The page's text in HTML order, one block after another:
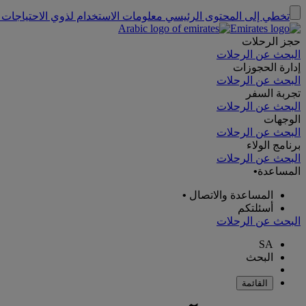
تخطي إلى المحتوى الرئيسي معلومات الاستخدام لذوي
حجز الرحلات
البحث عن الرحلات
إدارة الحجوزات
البحث عن الرحلات
تجربة السفر
البحث عن الرحلات
الوجهات
البحث عن الرحلات
برنامج الولاء
البحث عن الرحلات
المساعدة•
المساعدة والاتصال •
أسئلتكم
البحث عن الرحلات
SA
البحث
القائمة